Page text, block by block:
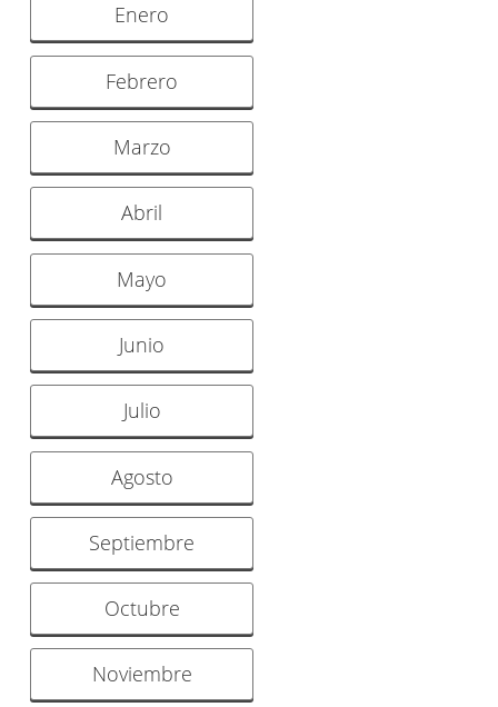
Enero
Febrero
Marzo
Abril
Mayo
Junio
Julio
Agosto
Septiembre
Octubre
Noviembre